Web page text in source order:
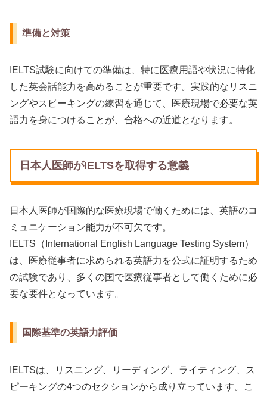
準備と対策
IELTS試験に向けての準備は、特に医療用語や状況に特化
した英会話能力を高めることが重要です。実践的なリスニ
ングやスピーキングの練習を通じて、医療現場で必要な英
語力を身につけることが、合格への近道となります。
日本人医師がIELTSを取得する意義
日本人医師が国際的な医療現場で働くためには、英語のコ
ミュニケーション能力が不可欠です。
IELTS（International English Language Testing System）
は、医療従事者に求められる英語力を公式に証明するため
の試験であり、多くの国で医療従事者として働くために必
要な要件となっています。
国際基準の英語力評価
IELTSは、リスニング、リーディング、ライティング、ス
ピーキングの4つのセクションから成り立っています。こ